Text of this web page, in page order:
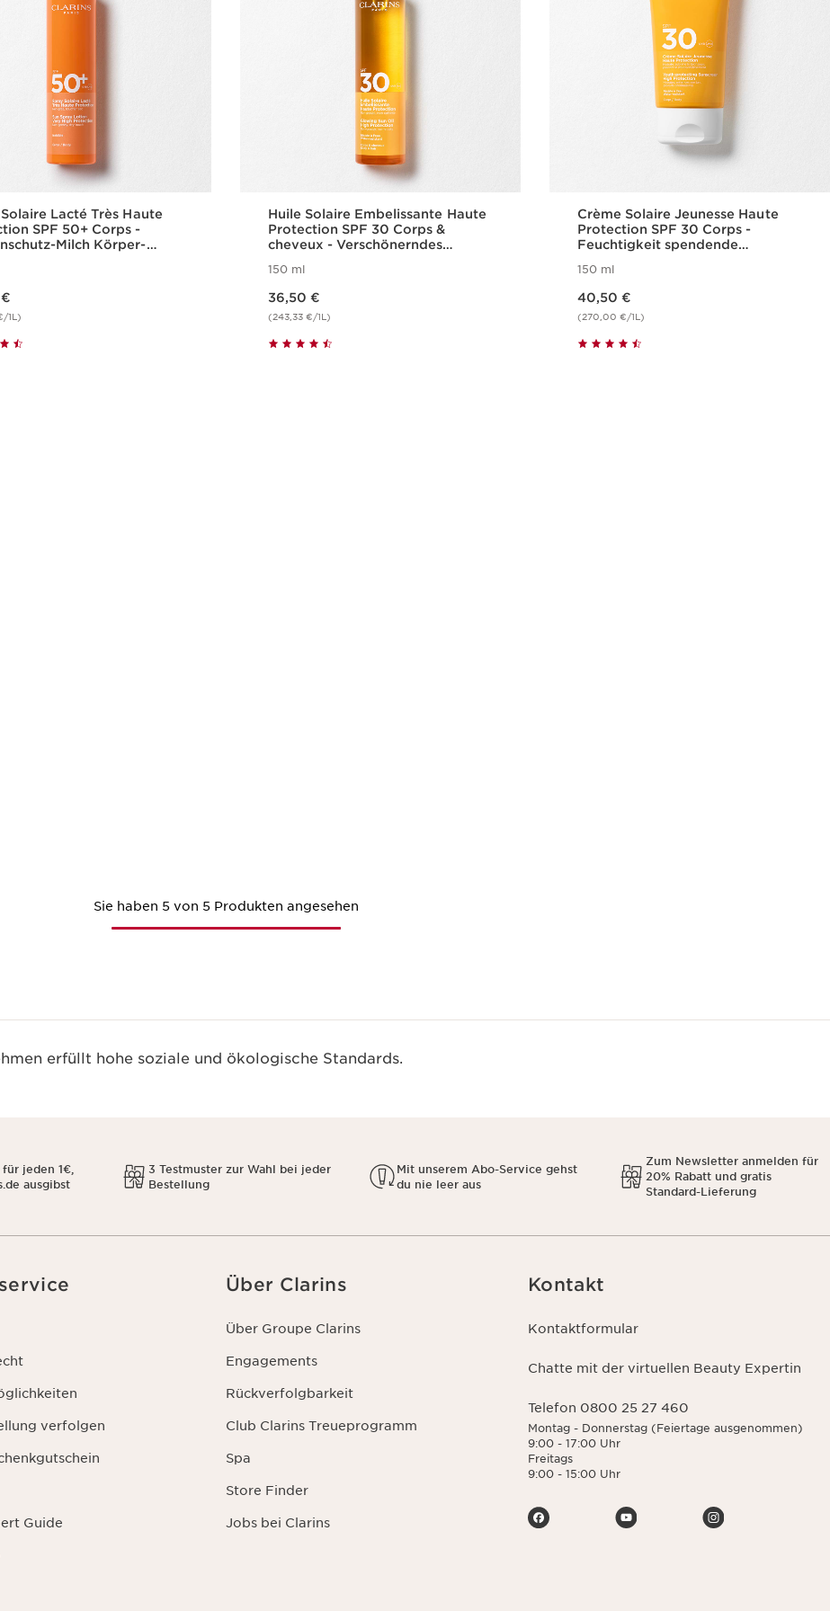
Lacté Très Haute
SPF 50+ Corps -
Milch Körper-
1L)
Huile Solaire Embelissante Haute
Protection SPF 30 Corps &
cheveux - Verschönerndes
Haare SPF 30
150 ml
36,50 €
(243,33 €/1L)
Crème Solaire Jeunesse Haute
Protection SPF 30 Corps -
Feuchtigkeit spendende
Körper SPF 30
150 ml
40,50 €
(270,00 €/1L)
Sie haben 5 von 5 Produkten angesehen
erfüllt hohe soziale und ökologische Standards.
jeden 1€,
ausgibst
3 Testmuster zur Wahl bei jeder
Bestellung
Mit unserem Abo-Service gehst
du nie leer aus
Zum Newsletter anmelden für
20% Rabatt und gratis
Standard-Lieferung
verfolgen
Guide
Über Clarins
Über Groupe Clarins
Engagements
Rückverfolgbarkeit
Club Clarins Treueprogramm
Spa
Store Finder
Jobs bei Clarins
Kontakt
Kontaktformular
Chatte mit der virtuellen Beauty Expertin
Telefon 0800 25 27 460
Montag - Donnerstag (Feiertage ausgenommen)
9:00 - 17:00 Uhr
Freitags
9:00 - 15:00 Uhr